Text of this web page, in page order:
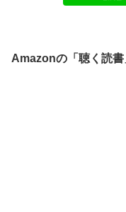
Amazonの「聴く読